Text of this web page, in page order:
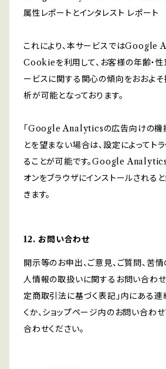
属性レポートとインタレスト レポート
これにより、本サービスではGoogle
Cookieを利用して、お客様の年齢・性
ービスに関する関心の傾向をおおよ
析が可能となっております。
「Google Analyticsの広告向けの機
とを望まない場合は、設定によってト
ることが可能です。Google Analytics
オンをブラウザにインストールされる
きます。
12. お問い合わせ
開示等のお申出、ご意見、ご質問、苦
人情報の取扱いに関するお問い合わせ
定商取引法に基づく表記」内にある
くか、ショップページ内のお問い合わ
合わせください。